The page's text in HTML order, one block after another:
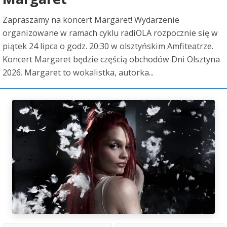
Zapraszamy na koncert Margaret! Wydarzenie
organizowane w ramach cyklu radiOLA rozpocznie się w
piątek 24 lipca o godz. 20:30 w olsztyńskim Amfiteatrze.
Koncert Margaret będzie częścią obchodów Dni Olsztyna
2026. Margaret to wokalistka, autorka...